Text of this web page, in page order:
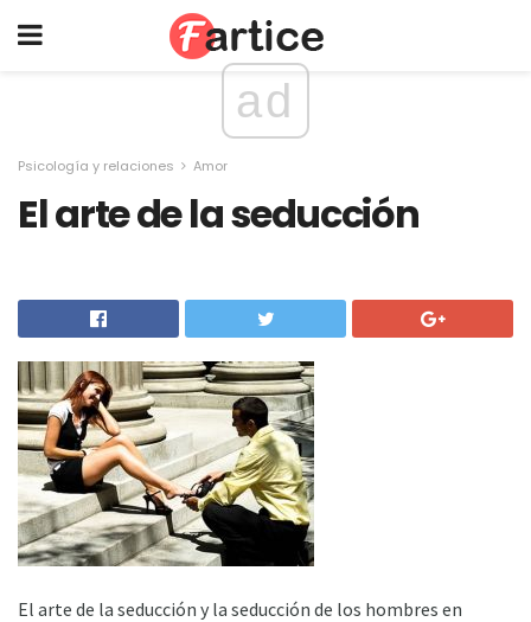
ad
Psicología y relaciones Amor
El arte de la seducción
El arte de la seducción y la seducción de los hombres en